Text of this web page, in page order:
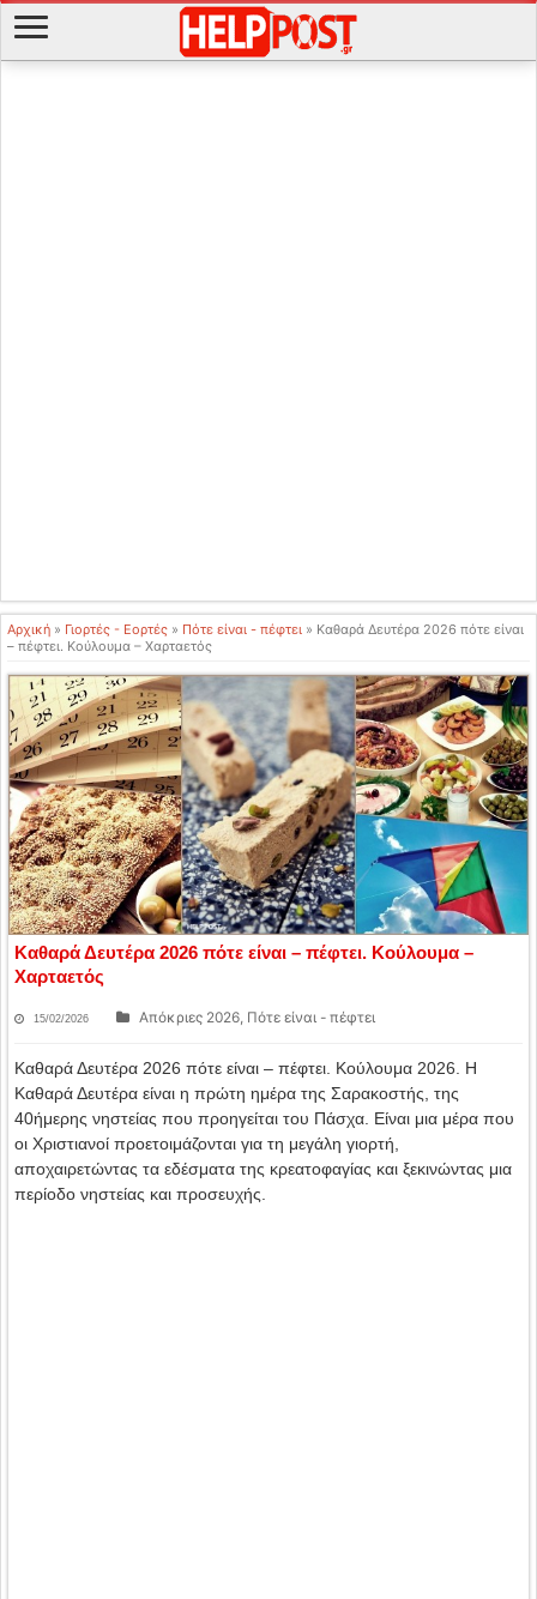
Αρχική » Γιορτές - Εορτές » Πότε είναι - πέφτει » Καθαρά Δευτέρα 2026 πότε είναι
– πέφτει. Κούλουμα – Χαρταετός
Καθαρά Δευτέρα 2026 πότε είναι – πέφτει. Κούλουμα –
Χαρταετός
15/02/2026 Απόκριες 2026, Πότε είναι - πέφτει
Καθαρά Δευτέρα 2026 πότε είναι – πέφτει. Κούλουμα 2026. Η
Καθαρά Δευτέρα είναι η πρώτη ημέρα της Σαρακοστής, της
40ήμερης νηστείας που προηγείται του Πάσχα. Είναι μια μέρα που
οι Χριστιανοί προετοιμάζονται για τη μεγάλη γιορτή,
αποχαιρετώντας τα εδέσματα της κρεατοφαγίας και ξεκινώντας μια
περίοδο νηστείας και προσευχής.